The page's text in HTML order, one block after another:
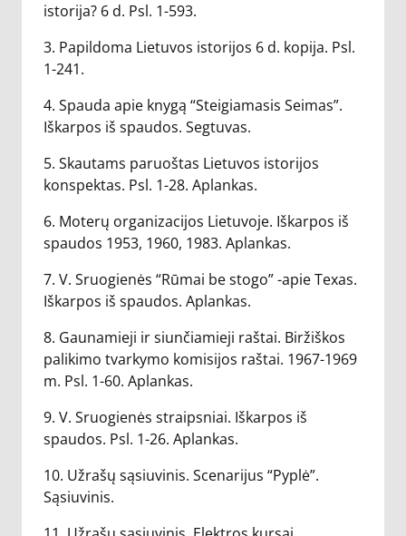
istorija? 6 d. Psl. 1-593.
3. Papildoma Lietuvos istorijos 6 d. kopija. Psl.
1-241.
4. Spauda apie knygą “Steigiamasis Seimas”.
Iškarpos iš spaudos. Segtuvas.
5. Skautams paruoštas Lietuvos istorijos
konspektas. Psl. 1-28. Aplankas.
6. Moterų organizacijos Lietuvoje. Iškarpos iš
spaudos 1953, 1960, 1983. Aplankas.
7. V. Sruogienės “Rūmai be stogo” -apie Texas.
Iškarpos iš spaudos. Aplankas.
8. Gaunamieji ir siunčiamieji raštai. Biržiškos
palikimo tvarkymo komisijos raštai. 1967-1969
m. Psl. 1-60. Aplankas.
9. V. Sruogienės straipsniai. Iškarpos iš
spaudos. Psl. 1-26. Aplankas.
10. Užrašų sąsiuvinis. Scenarijus “Pyplė”.
Sąsiuvinis.